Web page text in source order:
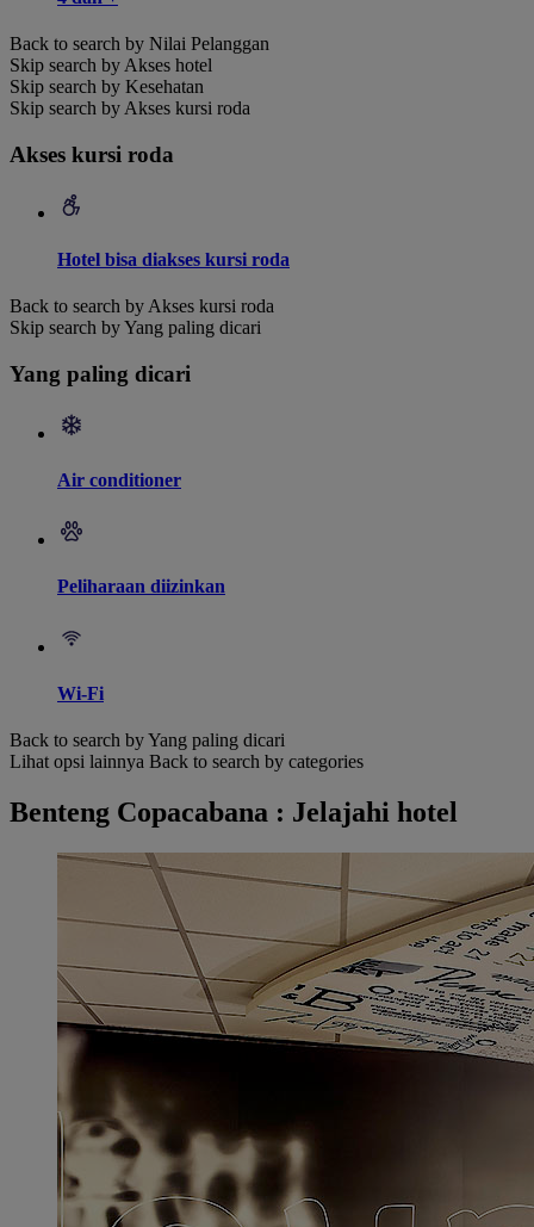
Back to search by Nilai Pelanggan
Skip search by Akses hotel
Skip search by Kesehatan
Skip search by Akses kursi roda
Akses kursi roda
Hotel bisa diakses kursi roda
Back to search by Akses kursi roda
Skip search by Yang paling dicari
Yang paling dicari
Air conditioner
Peliharaan diizinkan
Wi-Fi
Back to search by Yang paling dicari
Lihat opsi lainnya Back to search by categories
Benteng Copacabana : Jelajahi hotel